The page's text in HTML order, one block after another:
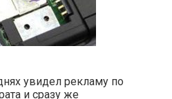
увидел рекламу по
и сразу же